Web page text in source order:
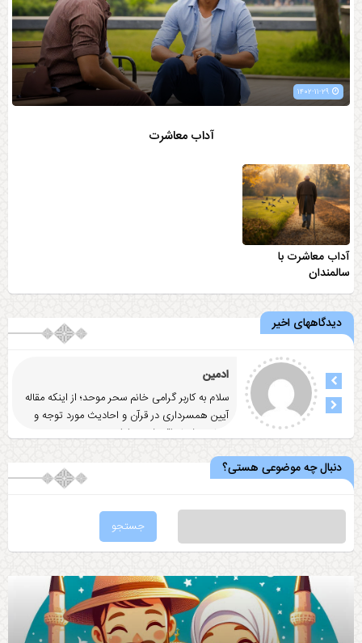
آداب معاشرت
آداب معاشرت با
سالمندان
دیدگاههای اخیر
ادمین
سلام به کاربر گرامی خانم سحر موحد؛ از اینکه مقاله
آيين همسرداری در قرآن و احاديث مورد توجه و
رضایت شما واقع شد
... ادامه
دنبال چه موضوعی هستی؟